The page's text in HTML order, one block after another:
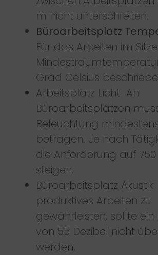
m nicht unterschreiten.
Büroarbeitsplatz
Für das Arbeiten im
Grad Celsius
Arbeitsplatz Licht An
Büroarbeitsplätzen
Beleuchtung
betragen. Je nach
die Anforderung auf 750
steigen.
Büroarbeitsplatz
produktives Arbeiten zu
gewährleisten, sollte
von 55 Dezibel nicht
werden.